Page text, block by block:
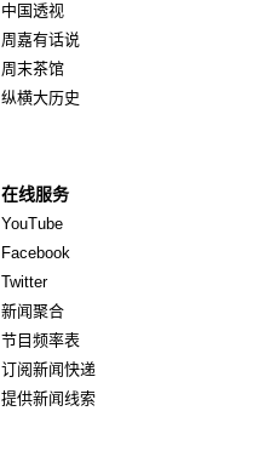
中国透视
周嘉有话说
周末茶馆
纵横大历史
在线服务
YouTube
Facebook
TwitterOpens in new window
新闻聚合
节目频率表
订阅新闻快递
提供新闻线索